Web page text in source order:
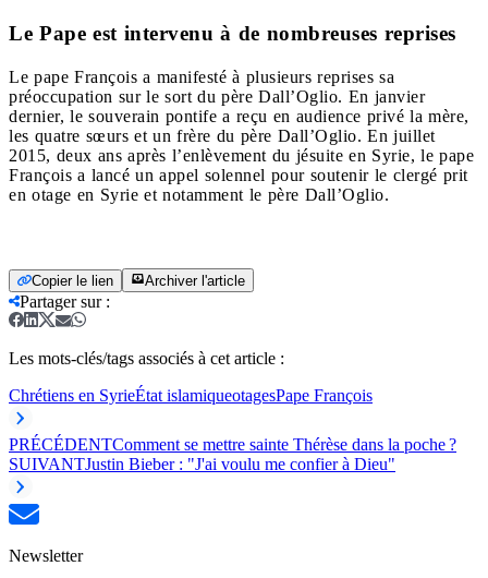
Le Pape est intervenu à de nombreuses reprises
Le pape François a manifesté à plusieurs reprises sa
préoccupation sur le sort du père Dall’Oglio. En janvier
dernier, le souverain pontife a reçu en audience privé la mère,
les quatre sœurs et un frère du père Dall’Oglio. En juillet
2015, deux ans après l’enlèvement du jésuite en Syrie, le pape
François a lancé un appel solennel pour soutenir le clergé prit
en otage en Syrie et notamment le père Dall’Oglio.
Copier le lien Archiver l'article
Partager sur:
Les mots-clés/tags associés à cet article :
Chrétiens en SyrieÉtat islamiqueotagesPape François
PRÉCÉDENTComment se mettre sainte Thérèse dans la poche ?
SUIVANTJustin Bieber : "J'ai voulu me confier à Dieu"
Newsletter